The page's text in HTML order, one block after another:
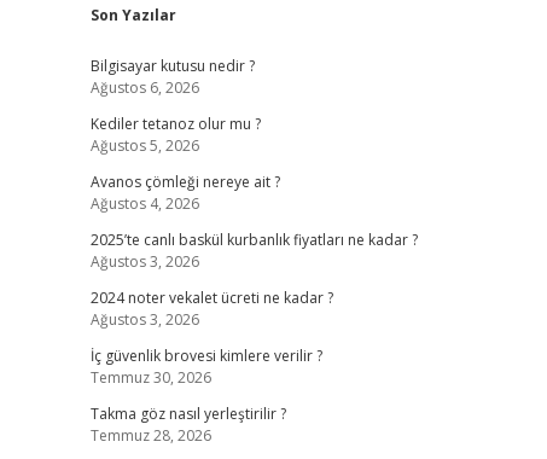
Sidebar
Son Yazılar
Bilgisayar kutusu nedir ?
Ağustos 6, 2026
Kediler tetanoz olur mu ?
Ağustos 5, 2026
Avanos çömleği nereye ait ?
Ağustos 4, 2026
2025’te canlı baskül kurbanlık fiyatları ne kadar ?
Ağustos 3, 2026
2024 noter vekalet ücreti ne kadar ?
Ağustos 3, 2026
İç güvenlik brovesi kimlere verilir ?
Temmuz 30, 2026
Takma göz nasıl yerleştirilir ?
Temmuz 28, 2026